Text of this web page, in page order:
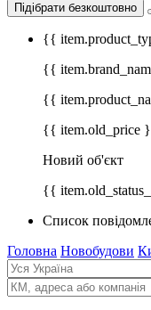
Підібрати безкоштовно
{{
{{
{{
{{ item.old_price
Новий об'єкт
{{
Список
Головна Новобудови